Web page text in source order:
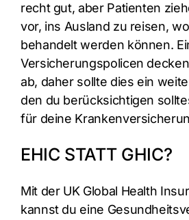
recht gut, aber Patienten
vor, ins Ausland zu reisen,
behandelt werden können.
Versicherungspolicen
ab, daher sollte dies ein
den du berücksichtigen
für deine
EHIC STATT GHIC?
Mit der UK Global Health
kannst du eine